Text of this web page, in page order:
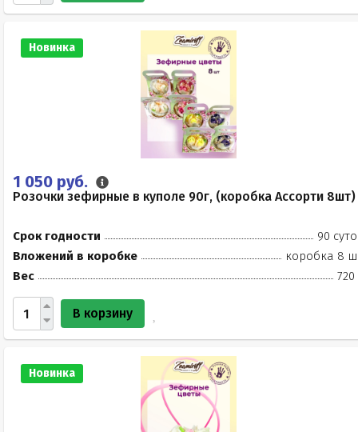
Новинка
1 050 руб.
Розочки зефирные в куполе 90г, (коробка Ассорти 8шт)
Срок годности
90
Вложений в коробке
коробка 8
Вес
720
В корзину
Новинка